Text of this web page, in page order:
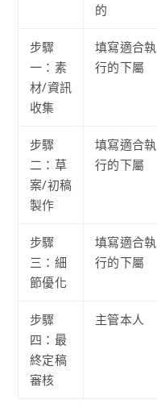
的
步驟
一：素
材/資訊
收集
填寫適合執
行的下屬
步驟
二：草
案/初稿
製作
填寫適合執
行的下屬
步驟
三：細
節優化
填寫適合執
行的下屬
步驟
四：最
終定稿
審核
主管本人